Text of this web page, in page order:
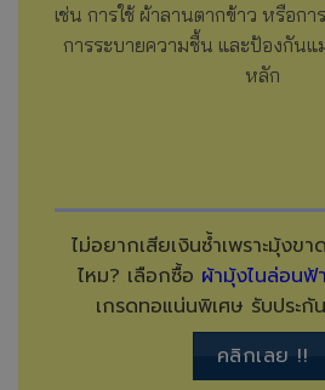
เช่น การใช้ ผ้าลานตากข้าว หรือก
การระบายความชื้น และป้องกัน
หลัก
ไม่อยากเสียเงินซ้ำเพราะมุ้งขา
ไหม? เลือกซื้อ ผ้ามุ้งไนล่อนฟ้
เกรดทอแน่นพิเศษ รับประกั
คลิกเลย !!